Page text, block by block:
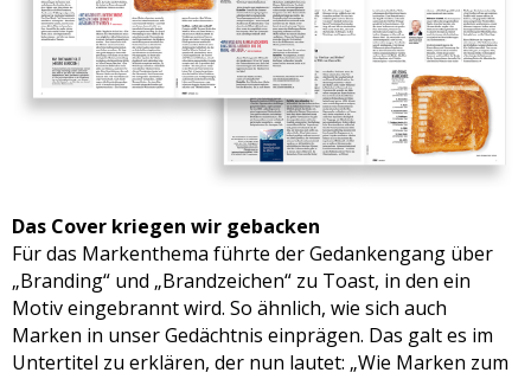
Das Cover kriegen wir gebacken
Für das Markenthema führte der Gedankengang über
„Branding“ und „Brandzeichen“ zu Toast, in den ein
Motiv eingebrannt wird. So ähnlich, wie sich auch
Marken in unser Gedächtnis einprägen. Das galt es im
Untertitel zu erklären, der nun lautet: „Wie Marken zum